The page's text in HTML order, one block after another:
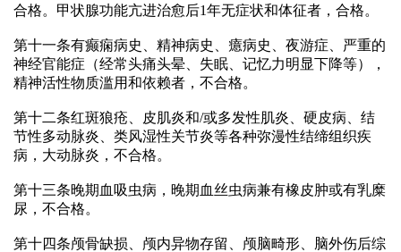
合格。甲状腺功能亢进治愈后1年无症状和体征者，合格。
第十一条有癫痫病史、精神病史、癔病史、夜游症、严重的
神经官能症（经常头痛头晕、失眠、记忆力明显下降等），
精神活性物质滥用和依赖者，不合格。
第十二条红斑狼疮、皮肌炎和/或多发性肌炎、硬皮病、结
节性多动脉炎、类风湿性关节炎等各种弥漫性结缔组织疾
病，大动脉炎，不合格。
第十三条晚期血吸虫病，晚期血丝虫病兼有橡皮肿或有乳糜
尿，不合格。
第十四条颅骨缺损、颅内异物存留、颅脑畸形、脑外伤后综